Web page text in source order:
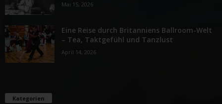
Mai 15, 2026
Eine Reise durch Britanniens Ballroom-Welt
– Tea, Taktgefühl und Tanzlust
April 14, 2026
Kategorien